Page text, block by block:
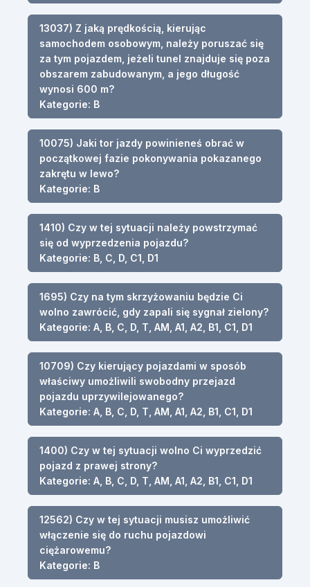
13037) Z jaką prędkością, kierując
samochodem osobowym, należy poruszać się
za tym pojazdem, jeżeli tunel znajduje się poza
obszarem zabudowanym, a jego długość
wynosi 600 m?
Kategorie: B
10075) Jaki tor jazdy powinieneś obrać w
początkowej fazie pokonywania pokazanego
zakrętu w lewo?
Kategorie: B
1410) Czy w tej sytuacji należy powstrzymać
się od wyprzedzenia pojazdu?
Kategorie: B, C, D, C1, D1
1695) Czy na tym skrzyżowaniu będzie Ci
wolno zawrócić, gdy zapali się sygnał zielony?
Kategorie: A, B, C, D, T, AM, A1, A2, B1, C1, D1
10709) Czy kierujący pojazdami w sposób
właściwy umożliwili swobodny przejazd
pojazdu uprzywilejowanego?
Kategorie: A, B, C, D, T, AM, A1, A2, B1, C1, D1
1400) Czy w tej sytuacji wolno Ci wyprzedzić
pojazd z prawej strony?
Kategorie: A, B, C, D, T, AM, A1, A2, B1, C1, D1
12562) Czy w tej sytuacji musisz umożliwić
włączenie się do ruchu pojazdowi
ciężarowemu?
Kategorie: B